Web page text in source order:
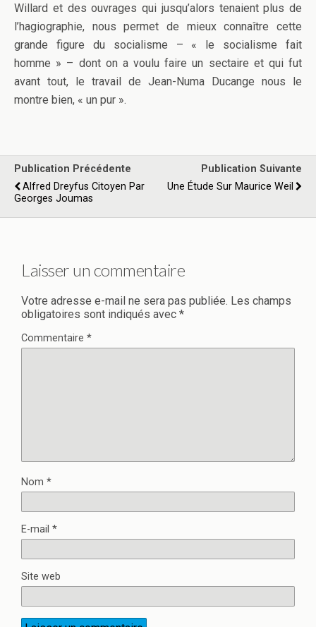
Willard et des ouvrages qui jusqu’alors tenaient plus de
l’hagiographie, nous permet de mieux connaître cette
grande figure du socialisme – « le socialisme fait
homme » – dont on a voulu faire un sectaire et qui fut
avant tout, le travail de Jean-Numa Ducange nous le
montre bien, « un pur ».
Publication Précédente
Alfred Dreyfus Citoyen Par
Georges Joumas
Publication Suivante
Une Étude Sur Maurice Weil
Laisser un commentaire
Votre adresse e-mail ne sera pas publiée. Les champs
obligatoires sont indiqués avec *
Commentaire *
Nom *
E-mail *
Site web